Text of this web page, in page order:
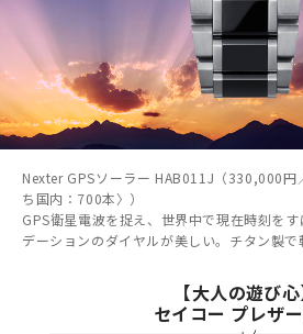
Nexter GPSソーラー HAB011J（330,000円
ち国内：700本〉）
GPS衛星電波を捉え、世界中で現在時刻を
デーションのダイヤルが美しい。チタン製で
【大人の遊び心
セイコー プレザ